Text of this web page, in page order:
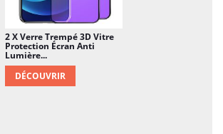
2 X Verre Trempé 3D Vitre
Protection Écran Anti
Lumière...
DÉCOUVRIR